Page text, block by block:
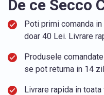
De ce Secco
Poti primi comanda
doar 40 Lei. Livrare
Produsele
se pot returna in 14
Livrare rapida in toata